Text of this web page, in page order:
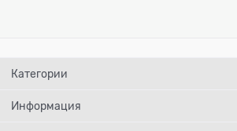
Категории
Информация